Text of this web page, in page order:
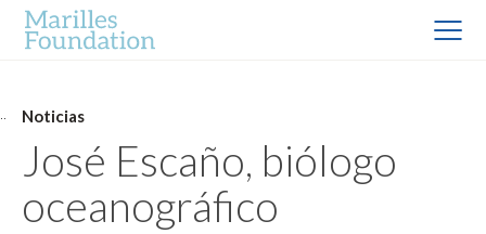
Noticias
José Escaño, biólogo
oceanográfico